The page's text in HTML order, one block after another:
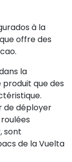
à la
offre des
la
que des
de déployer
, sont
de la Vuelta